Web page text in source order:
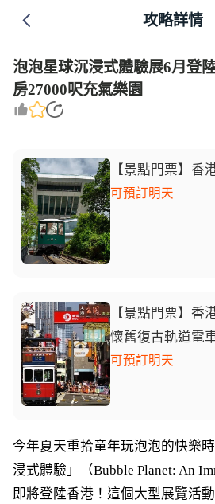
攻略詳情
泡泡星球沉浸式體驗展6月登
房27000呎充氣樂園
【景點門票】香
可預訂明天
【景點門票】香
懷舊復古軌道電
可預訂明天
今年夏天重拾童年玩泡泡的快樂
浸式體驗」（Bubble Planet: An
即將登陸香港！這個大型展覽活